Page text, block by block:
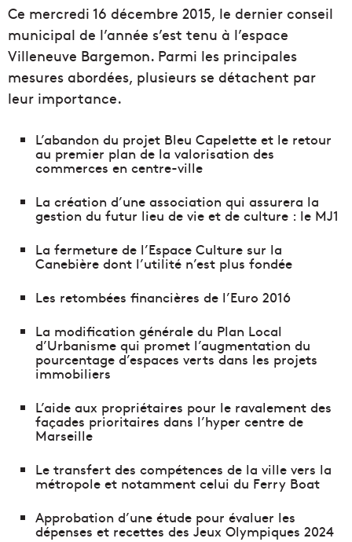
Ce mercredi 16 décembre 2015, le dernier conseil
municipal de l’année s’est tenu à l’espace
Villeneuve Bargemon. Parmi les principales
mesures abordées, plusieurs se détachent par
leur importance.
L’abandon du projet Bleu Capelette et le retour
au premier plan de la valorisation des
commerces en centre-ville
La création d’une association qui assurera la
gestion du futur lieu de vie et de culture : le MJ1
La fermeture de l’Espace Culture sur la
Canebière dont l’utilité n’est plus fondée
Les retombées financières de l’Euro 2016
La modification générale du Plan Local
d’Urbanisme qui promet l’augmentation du
pourcentage d’espaces verts dans les projets
immobiliers
L’aide aux propriétaires pour le ravalement des
façades prioritaires dans l’hyper centre de
Marseille
Le transfert des compétences de la ville vers la
métropole et notamment celui du Ferry Boat
Approbation d’une étude pour évaluer les
dépenses et recettes des Jeux Olympiques 2024